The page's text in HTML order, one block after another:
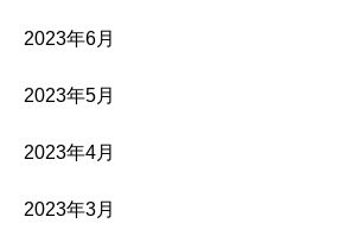
2023年6月
2023年5月
2023年4月
2023年3月